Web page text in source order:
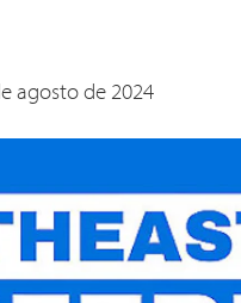
agosto de 2024